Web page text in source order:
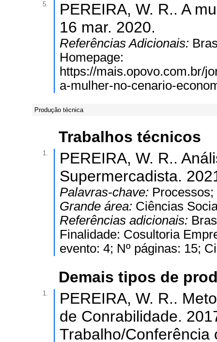
5.
PEREIRA, W. R.. A
16 mar. 2020.
Referências Adicionais:
Homepage:
https://mais.opovo.com.br/
a-mulher-no-cenario-
Produção técnica
Trabalhos técnicos
1.
PEREIRA, W. R..
Supermercadista.
Palavras-chave:
Grande área: Ciências
Referências adicionais:
Finalidade: Cosultoria
evento: 4; Nº páginas: 15;
Demais tipos de
1.
PEREIRA, W. R..
de Conrabilidade.
Trabalho/Conferência